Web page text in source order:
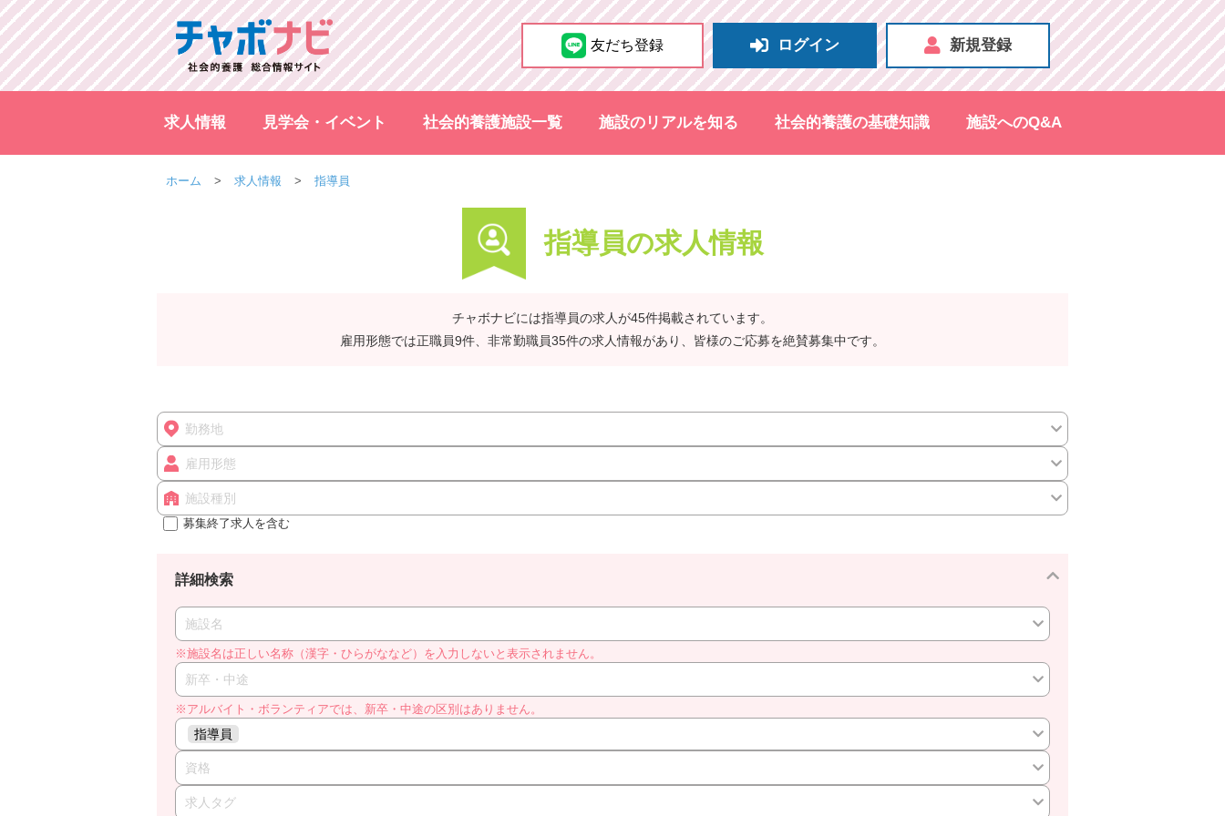
友だち登録 ログイン 新規登録
求人情報 見学会・イベント 社会的養護施設一覧 施設のリアルを知る 社会的養護の基礎知識 施設へのQ&A
ホーム 求人情報 指導員
指導員の求人情報
チャボナビには指導員の求人が45件掲載されています。
雇用形態では正職員9件、非常勤職員35件の求人情報があり、皆様のご応募を絶賛募集中です。
勤務地
雇用形態
施設種別
募集終了求人を含む
詳細検索
施設名
※施設名は正しい名称（漢字・ひらがななど）を入力しないと表示されません。
新卒・中途
※アルバイト・ボランティアでは、新卒・中途の区別はありません。
指導員
資格
求人タグ